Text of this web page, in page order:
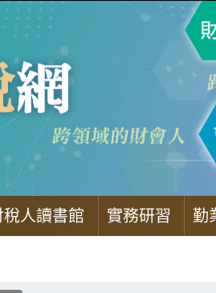
人讀書館 實務研習 勤